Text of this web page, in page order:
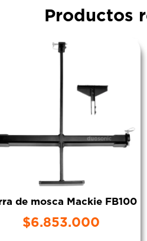
Productos
de mosca Mackie FB100
$6.853.000